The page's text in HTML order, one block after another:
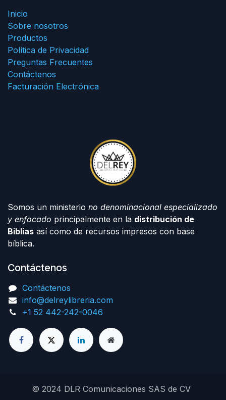
Inicio
Sobre nosotros
Productos
Política de Privacidad
Preguntas Frecuentes
Contáctenos
Facturación Electrónica
Somos un ministerio no denominacional especializado
y enfocado principalmente en la distribución de
Biblias así como de recursos impresos con base
bíblica.
Contáctenos
Contáctenos
info@delreylibreria.com
+1 52 442-242-0046
© 2024 DLR Comunicaciones SAS de CV